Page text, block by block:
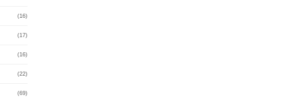
(16)
(17)
(16)
(22)
(69)